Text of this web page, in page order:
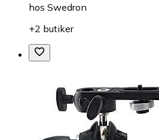
hos Swedron
+2 butiker